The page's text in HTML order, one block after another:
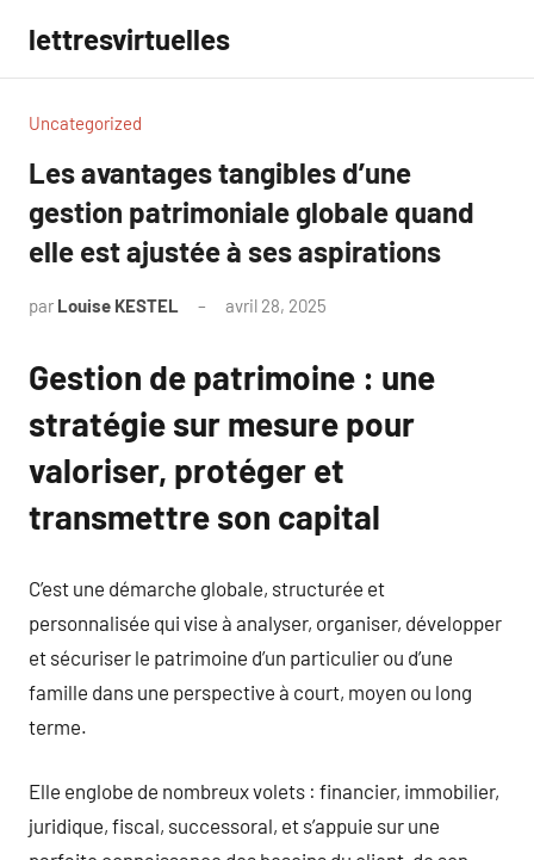
contenu
lettresvirtuelles
Uncategorized
Les avantages tangibles d’une
gestion patrimoniale globale quand
elle est ajustée à ses aspirations
par Louise KESTEL avril 28, 2025
Gestion de patrimoine : une
stratégie sur mesure pour
valoriser, protéger et
transmettre son capital
C’est une démarche globale, structurée et
personnalisée qui vise à analyser, organiser, développer
et sécuriser le patrimoine d’un particulier ou d’une
famille dans une perspective à court, moyen ou long
terme.
Elle englobe de nombreux volets : financier, immobilier,
juridique, fiscal, successoral, et s’appuie sur une